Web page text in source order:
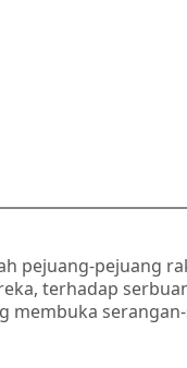
pejuang-pejuang
terhadap
membuka